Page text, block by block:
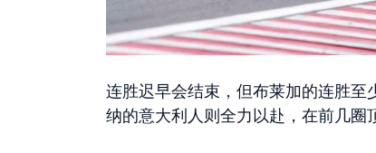
连胜迟早会结束，但布莱加的连胜
纳的意大利人则全力以赴，在前几圈